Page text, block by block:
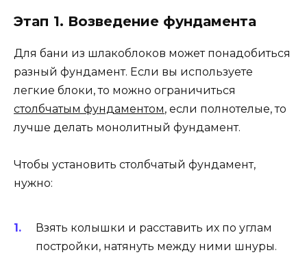
Этап 1. Возведение фундамента
Для бани из шлакоблоков может понадобиться
разный фундамент. Если вы используете
легкие блоки, то можно ограничиться
столбчатым фундаментом, если полнотелые, то
лучше делать монолитный фундамент.
Чтобы установить столбчатый фундамент,
нужно:
Взять колышки и расставить их по углам
постройки, натянуть между ними шнуры.